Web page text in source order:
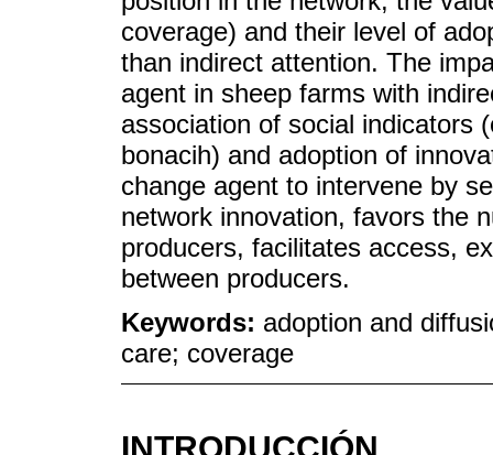
coverage) and their level of
than indirect attention. The
agent in sheep farms with
association of social indicators
bonacih) and adoption of
change agent to intervene by
network innovation, favors the
producers, facilitates access,
between producers.
Keywords: adoption and
care; coverage
INTRODUCCIÓN